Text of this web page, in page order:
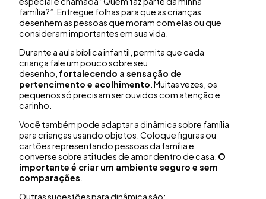
família?”. Entregue folhas para que as crianças
desenhem as pessoas que moram com elas ou que
consideram importantes em sua vida.
Durante a aula bíblica infantil, permita que cada
criança fale um pouco sobre seu
desenho, fortalecendo a sensação de
pertencimento e acolhimento . Muitas vezes, os
pequenos só precisam ser ouvidos com atenção e
carinho.
Você também pode adaptar a dinâmica sobre família
para crianças usando objetos. Coloque figuras ou
cartões representando pessoas da família e
converse sobre atitudes de amor dentro de casa. O
importante é criar um ambiente seguro e sem
comparações